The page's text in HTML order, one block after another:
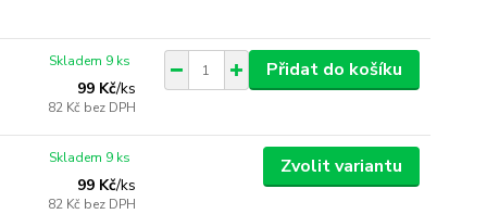
99 Kč/ks
82 Kč bez DPH
Skladem 9 ks Přidat do košíku
99 Kč/ks
82 Kč bez DPH
Skladem 9 ks Zvolit variantu